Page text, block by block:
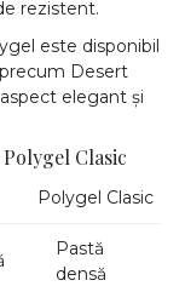
rezistent.
este disponibil
Desert
elegant și
Clasic
Polygel Clasic
Pastă
densă